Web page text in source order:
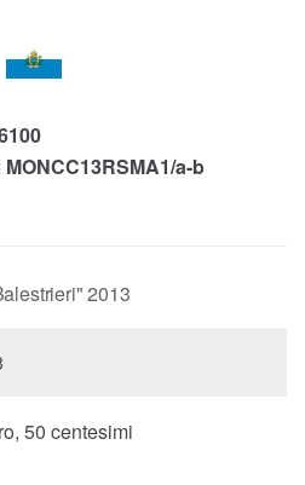
MONCC13RSMA1/a-b
2013
50 centesimi